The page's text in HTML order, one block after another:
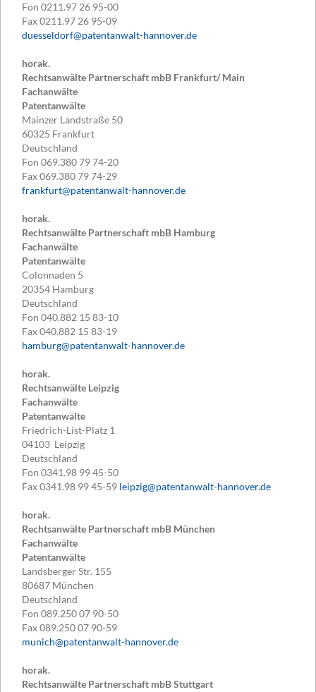
Fon 0211.97 26 95-00
Fax0211.97 26 95-09
duesseldorf@patentanwalt-hannover.de
horak.
Rechtsanwälte Partnerschaft mbB Frankfurt/ Main
Fachanwälte
Patentanwälte
Mainzer Landstraße 50
60325 Frankfurt
Deutschland
Fon 069.380 79 74-20
Fax069.380 79 74-29
frankfurt@patentanwalt-hannover.de
horak.
Rechtsanwälte Partnerschaft mbB Hamburg
Fachanwälte
Patentanwälte
Colonnaden 5
20354 Hamburg
Deutschland
Fon 040.882 15 83-10
Fax040.882 15 83-19
hamburg@patentanwalt-hannover.de
horak.
Rechtsanwälte Leipzig
Fachanwälte
Patentanwälte
Friedrich-List-Platz 1
04103 Leipzig
Deutschland
Fon 0341.98 99 45-50
Fax0341.98 99 45-59 leipzig@patentanwalt-hannover.de
horak.
Rechtsanwälte Partnerschaft mbB München
Fachanwälte
Patentanwälte
Landsberger Str. 155
80687 München
Deutschland
Fon 089.250 07 90-50
Fax089.250 07 90-59
munich@patentanwalt-hannover.de
horak.
Rechtsanwälte Partnerschaft mbB Stuttgart